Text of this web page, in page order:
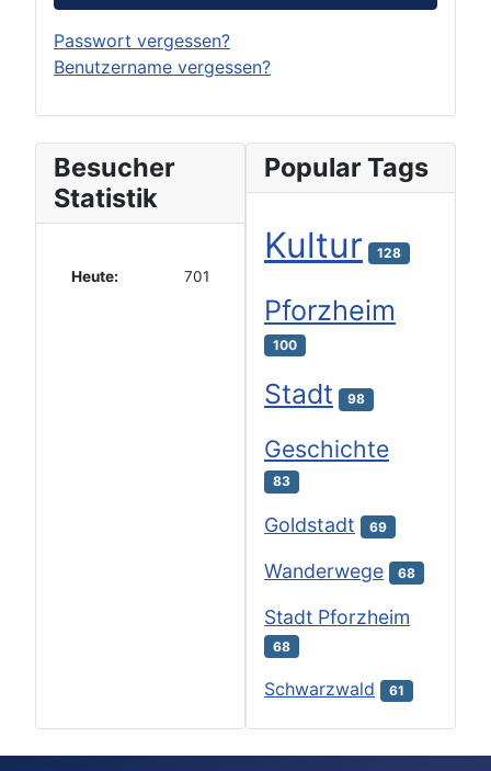
Passwort vergessen?
Benutzername vergessen?
Besucher
Statistik
Heute: 701
Popular Tags
Kultur 128
Pforzheim
100
Stadt 98
Geschichte
83
Goldstadt 69
Wanderwege 68
Stadt Pforzheim
68
Schwarzwald 61